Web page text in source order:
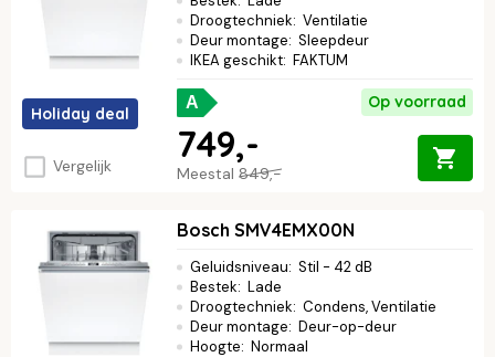
Holiday deal
Vergelijk
Droogtechniek: Ventilatie
Deur montage: Sleepdeur
IKEA geschikt: FAKTUM
A Op voorraad
Meestal 849,-
749,-
Bosch SMV4EMX00N
Geluidsniveau: Stil - 42 dB
Bestek: Lade
Droogtechniek: Condens, Ventilatie
Deur montage: Deur-op-deur
Hoogte: Normaal